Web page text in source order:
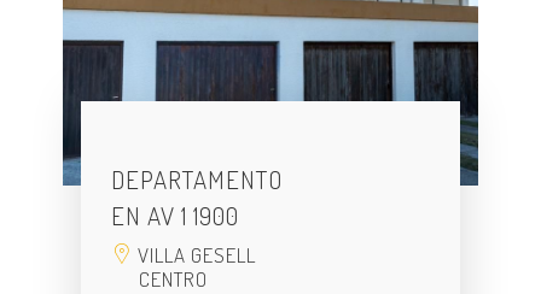
DEPARTAMENTO
EN AV 1 1900
VILLA GESELL
CENTRO